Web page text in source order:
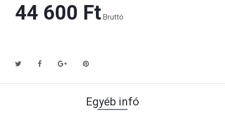
44 600 Ft‎ Bruttó
Egyéb infó